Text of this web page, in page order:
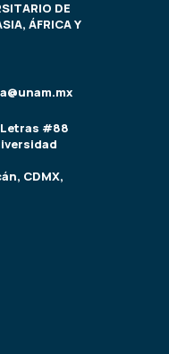
DE
ÁFRICA Y
#88
CDMX,